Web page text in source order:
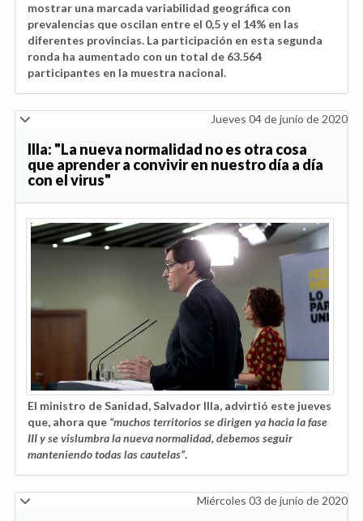
mostrar una marcada variabilidad geográfica con
prevalencias que oscilan entre el 0,5 y el 14% en las
diferentes provincias. La participación en esta segunda
ronda ha aumentado con un total de 63.564
participantes en la muestra nacional.
Jueves 04 de junio de 2020
Illa: "La nueva normalidad no es otra cosa
que aprender a convivir en nuestro día a día
con el virus"
El ministro de Sanidad, Salvador Illa, advirtió este jueves
que, ahora que “muchos territorios se dirigen ya hacia la fase
III y se vislumbra la nueva normalidad, debemos seguir
manteniendo todas las cautelas”.
Miércoles 03 de junio de 2020